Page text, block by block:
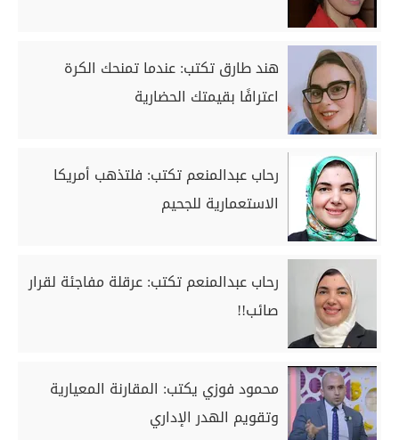
هند طارق تكتب: عندما تمنحك الكرة
اعترافًا بقيمتك الحضارية
رحاب عبدالمنعم تكتب: فلتذهب أمريكا
الاستعمارية للجحيم
رحاب عبدالمنعم تكتب: عرقلة مفاجئة لقرار
صائب!!
محمود فوزي يكتب: المقارنة المعيارية
وتقويم الهدر الإداري